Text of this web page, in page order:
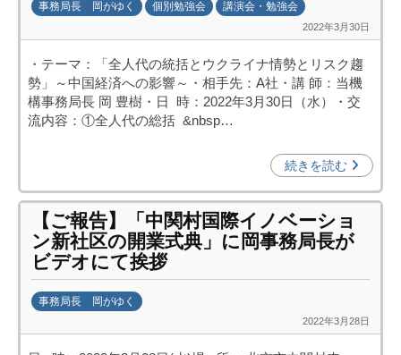
事務局長 岡がゆく 個別勉強会 講演会・勉強会
2022年3月30日
日
中
投
機
(
i
o
・テーマ：「全人代の統括とウクライナ情勢とリスク趨
勢」～中国経済への影響～・相手先：A社・講 師：当機
構事務局長 岡 豊樹・日 時：2022年3月30日（水）・交
流内容：①全人代の総括 &nbsp…
続きを読む
【ご報告】「中関村国際イノベーショ
ン新社区の開業式典」に岡事務局長が
ビデオにて挨拶
事務局長 岡がゆく
2022年3月28日